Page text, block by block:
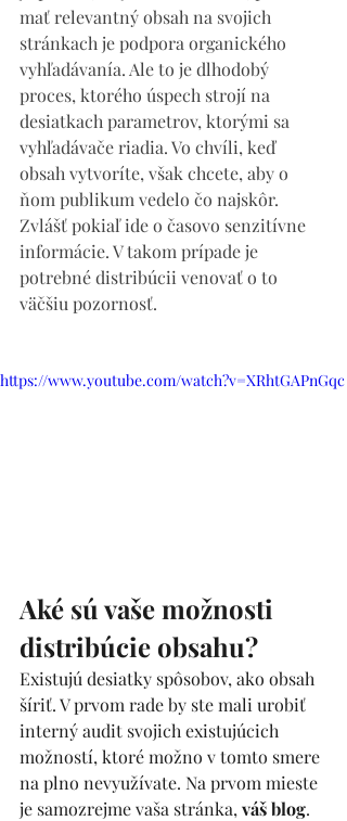
mať relevantný obsah na svojich
stránkach je podpora organického
vyhľadávanía. Ale to je dlhodobý
proces, ktorého úspech strojí na
desiatkach parametrov, ktorými sa
vyhľadávače riadia. Vo chvíli, keď
obsah vytvoríte, však chcete, aby o
ňom publikum vedelo čo najskôr.
Zvlášť pokiaľ ide o časovo senzitívne
informácie. V takom prípade je
potrebné distribúcii venovať o to
väčšiu pozornosť.
https://www.youtube.com/watch?v=XRhtGAPnGqc
Aké sú vaše možnosti
distribúcie obsahu?
Existujú desiatky spôsobov, ako obsah
šíriť. V prvom rade by ste mali urobiť
interný audit svojich existujúcich
možností, ktoré možno v tomto smere
na plno nevyužívate. Na prvom mieste
je samozrejme vaša stránka, váš blog.